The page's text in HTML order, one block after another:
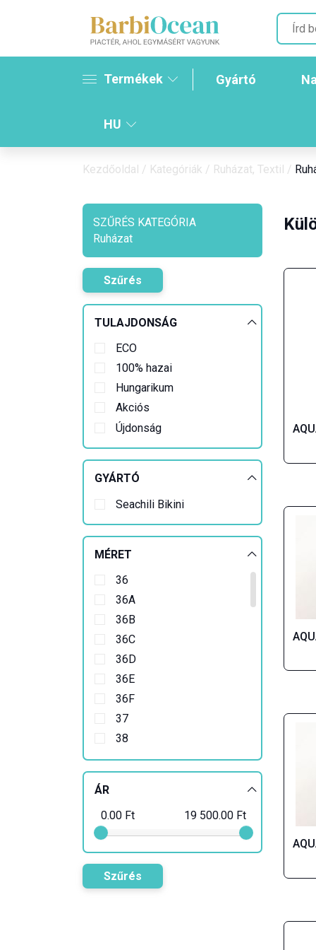
Termékek Gyártó
HU
Kezdőoldal / Kategóriák / Ruházat, Textil /
SZŰRÉS KATEGÓRIA
Ruházat
Szűrés
TULAJDONSÁG
ECO
100% hazai
Hungarikum
Akciós
Újdonság
GYÁRTÓ
Seachili Bikini
MÉRET
36
36A
36B
36C
36D
36E
36F
37
38
38A
38D
38E
38F
39
ÁR
0.00 Ft 19 500.00 Ft
Szűrés